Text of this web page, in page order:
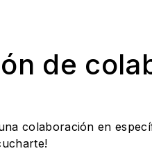
de
colaboración en